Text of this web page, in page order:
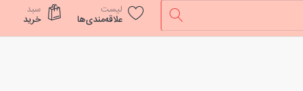
لیست
علاقه‌مندی‌ها
سبد
خرید